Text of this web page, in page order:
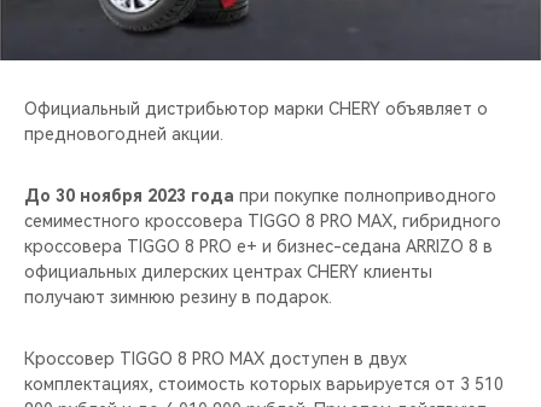
CHERY И СПОРТ
НАШИ МЕРОПРИЯТИЯ
ВИДЕООБЗОРЫ
CHERY ДЛЯ ДЕТЕЙ
Официальный дистрибьютор марки CHERY объявляет о
предновогодней акции.
До 30 ноября 2023 года при покупке полноприводного
семиместного кроссовера TIGGO 8 PRO MAX, гибридного
кроссовера TIGGO 8 PRO e+ и бизнес-седана ARRIZO 8 в
официальных дилерских центрах CHERY клиенты
получают зимнюю резину в подарок.
Кроссовер TIGGO 8 PRO MAX доступен в двух
комплектациях, стоимость которых варьируется от 3 510